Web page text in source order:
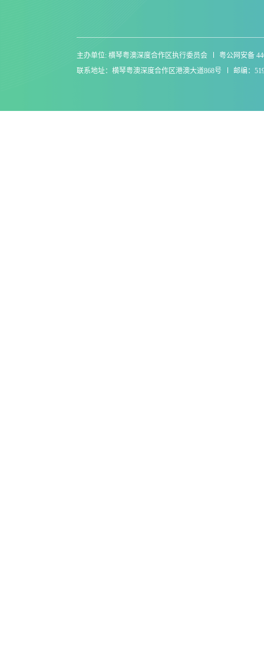
主办单位: 横琴粤澳深度合作区执行委员会
粤公网安备
联系地址：横琴粤澳深度合作区港澳大道868号
邮编：